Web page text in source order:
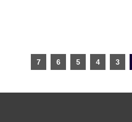
3
4
5
6
7